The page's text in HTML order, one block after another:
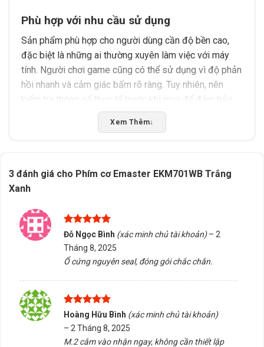
Phù hợp với nhu cầu sử dụng
Sản phẩm phù hợp cho người dùng cần độ bền cao,
đặc biệt là những ai thường xuyên làm việc với máy
tính. Người chơi game cũng có thể sử dụng vì độ phản
hồi nhanh và cảm giác bấm rõ ràng. Tuy nhiên, nên
kiểm tra thông số thực tế trước khi mua để đảm bảo
phù hợp với thiết bị.
Ma Thuột, Đắk Lắk. Liên hệ ngay để được hỗ trợ tận
tình.
Bấm 5 sao để ủng hộ shop
Thông số kỹ thuật
Xuất xứ Trung Quốc
Xem Thêm↓
3 đánh giá cho Phím cơ Emaster EKM701WB Trắng
Xanh
Được xếp
hạng 5
sao
Đỗ Ngọc Bình (xác minh chủ tài khoản) – 2
Tháng 8, 2025
Ổ cứng nguyên seal, đóng gói chắc chắn.
Được xếp
hạng5
sao
Hoàng Hữu Bình (xác minh chủ tài khoản)
– 2 Tháng 8, 2025
M.2 cắm vào nhận ngay, không cần thiết lập